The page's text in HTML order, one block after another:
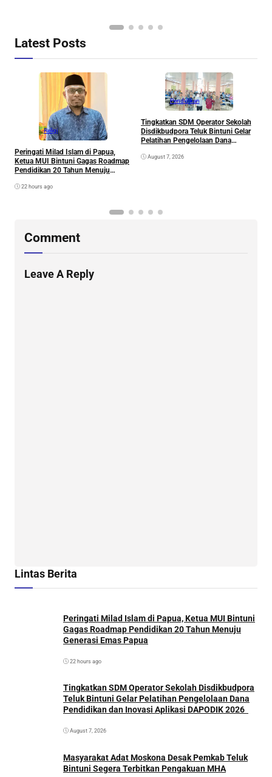
Latest Posts
Religi
Peringati Milad Islam di Papua,
Ketua MUI Bintuni Gagas Roadmap
Pendidikan 20 Tahun Menuju
22 hours ago
Pendidikan
Tingkatkan SDM Operator Sekolah
Disdikbudpora Teluk Bintuni Gelar
Pelatihan Pengelolaan Dana
August 7, 2026
Comment
Leave A Reply
Lintas Berita
Peringati Milad Islam di Papua, Ketua MUI Bintuni
Gagas Roadmap Pendidikan 20 Tahun Menuju
Generasi Emas Papua
22 hours ago
Tingkatkan SDM Operator Sekolah Disdikbudpora
Teluk Bintuni Gelar Pelatihan Pengelolaan Dana
August 7, 2026
Masyarakat Adat Moskona Desak Pemkab Teluk
Bintuni Segera Terbitkan Pengakuan MHA